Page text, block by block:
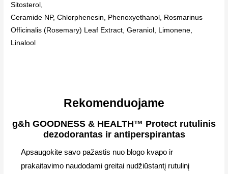
Sitosterol,
Ceramide NP, Chlorphenesin, Phenoxyethanol, Rosmarinus
Officinalis (Rosemary) Leaf Extract, Geraniol, Limonene,
Linalool
Rekomenduojame
g&h GOODNESS & HEALTH™ Protect rutulinis
dezodorantas ir antiperspirantas
Apsaugokite savo pažastis nuo blogo kvapo ir
prakaitavimo naudodami greitai nudžiūstantį rutulinį